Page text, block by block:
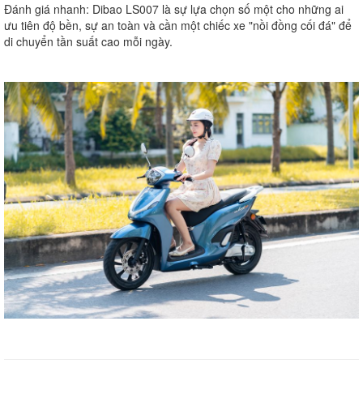
Đánh giá nhanh: Dibao LS007 là sự lựa chọn số một cho những ai
ưu tiên độ bền, sự an toàn và cần một chiếc xe "nồi đồng cối đá" để
di chuyển tần suất cao mỗi ngày.